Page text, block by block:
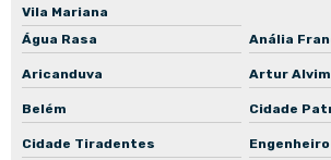
Rebobinamento de motores em São Paulo
Rebobinamento de motores industriais
Recuperação de bombas centrífugas industriais
Recuperação de motores elétricos industriais
Vila Mariana
Água Rasa
Anália
Aricanduva Artur Alvim
Belém Cidade
Cidade Tiradentes